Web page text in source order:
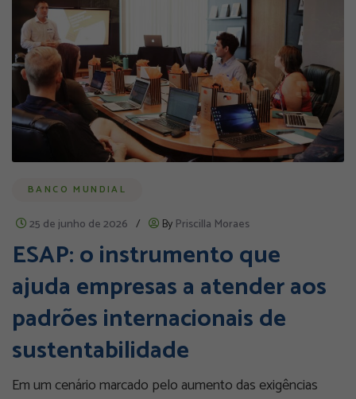
BANCO MUNDIAL
25 de junho de 2026 / By Priscilla Moraes
ESAP: o instrumento que
ajuda empresas a atender aos
padrões internacionais de
sustentabilidade
Em um cenário marcado pelo aumento das exigências